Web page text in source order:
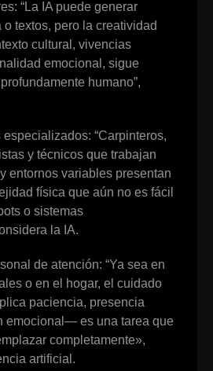
“La IA puede generar
textos, pero la creatividad
cultural, vivencias
emocional, sigue
humano”,
“Carpinteros,
y técnicos que trabajan
entornos variables presentan
física que aún no es fácil
o sistemas
la IA.
de atención: “Ya sea en
o en el hogar, el cuidado
paciencia, presencia
emocional— es una tarea que
completamente»,
artificial.